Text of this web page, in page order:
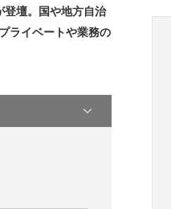
壇。国や地方自治
ライベートや業務の